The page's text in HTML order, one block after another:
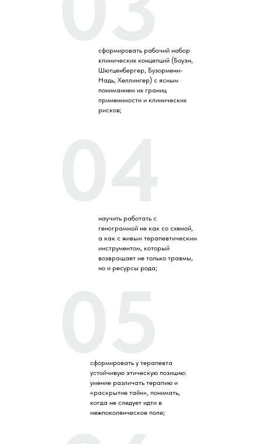
сформировать рабочий набор
клинических концепций (Боуэн,
Шютценбергер, Бузормени-
Надь, Хеллингер) с ясным
пониманием их границ
применимости и клинических
рисков;
научить работать с
генограммой не как со схемой,
а как с живым терапевтическим
инструментом, который
возвращает не только травмы,
но и ресурсы рода;
сформировать у терапевта
устойчивую этическую позицию:
умение различать терапию и
«раскрытие тайн», понимать,
когда не следует идти в
межпоколенческое поле;